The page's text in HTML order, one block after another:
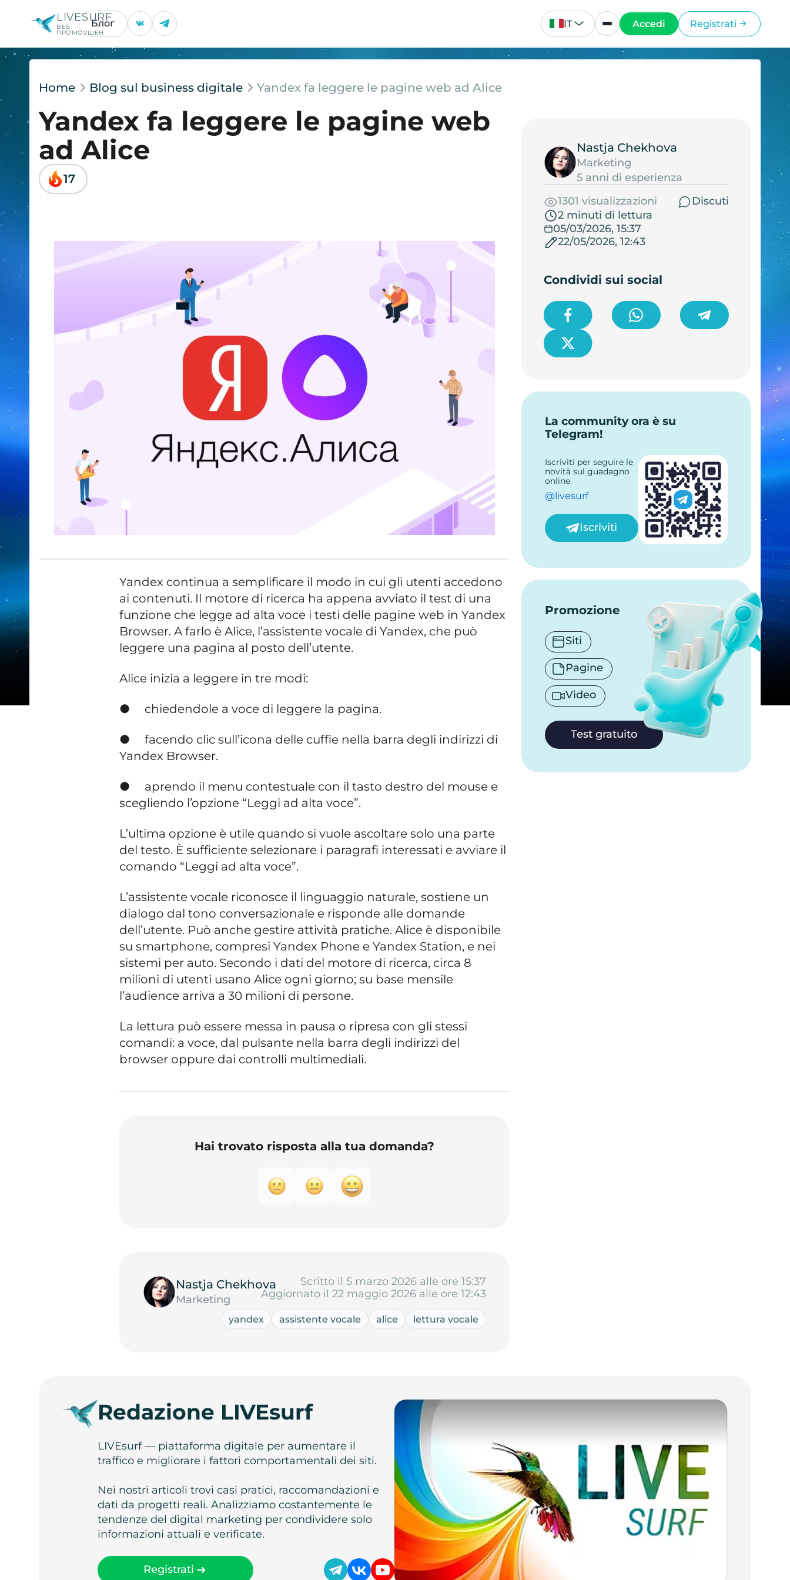
LIVESURF
ВЕБ
ПРОМОУШЕН
Блог IT Accedi Registrati
Home Blog sul business digitale Yandex fa leggere le pagine web ad Alice
Yandex fa leggere le pagine web
ad Alice
17
Yandex continua a semplificare il modo in cui gli utenti accedono
ai contenuti. Il motore di ricerca ha appena avviato il test di una
funzione che legge ad alta voce i testi delle pagine web in Yandex
Browser. A farlo è Alice, l’assistente vocale di Yandex, che può
leggere una pagina al posto dell’utente.
Alice inizia a leggere in tre modi:
● chiedendole a voce di leggere la pagina.
● facendo clic sull’icona delle cuffie nella barra degli indirizzi di
Yandex Browser.
● aprendo il menu contestuale con il tasto destro del mouse e
scegliendo l’opzione “Leggi ad alta voce”.
L’ultima opzione è utile quando si vuole ascoltare solo una parte
del testo. È sufficiente selezionare i paragrafi interessati e avviare il
comando “Leggi ad alta voce”.
L’assistente vocale riconosce il linguaggio naturale, sostiene un
dialogo dal tono conversazionale e risponde alle domande
dell’utente. Può anche gestire attività pratiche. Alice è disponibile
su smartphone, compresi Yandex Phone e Yandex Station, e nei
sistemi per auto. Secondo i dati del motore di ricerca, circa 8
milioni di utenti usano Alice ogni giorno; su base mensile
l’audience arriva a 30 milioni di persone.
La lettura può essere messa in pausa o ripresa con gli stessi
comandi: a voce, dal pulsante nella barra degli indirizzi del
browser oppure dai controlli multimediali.
Hai trovato risposta alla tua domanda?
Nastja Chekhova
Marketing
Scritto il 5 marzo 2026 alle ore 15:37
Aggiornato il 22 maggio 2026 alle ore 12:43
yandex assistente vocale alice lettura vocale
Nastja Chekhova
Marketing
5 anni di esperienza
1301 visualizzazioni
Discuti
2 minuti di lettura
05/03/2026, 15:37
22/05/2026, 12:43
Condividi sui social
La community ora è su
Telegram!
Iscriviti per seguire le
novità sul guadagno
online
@livesurf
Iscriviti
Promozione
Siti
Pagine
Video
Test gratuito
Redazione LIVEsurf
LIVEsurf — piattaforma digitale per aumentare il
traffico e migliorare i fattori comportamentali dei siti.
Nei nostri articoli trovi casi pratici, raccomandazioni e
dati da progetti reali. Analizziamo costantemente le
tendenze del digital marketing per condividere solo
informazioni attuali e verificate.
Registrati